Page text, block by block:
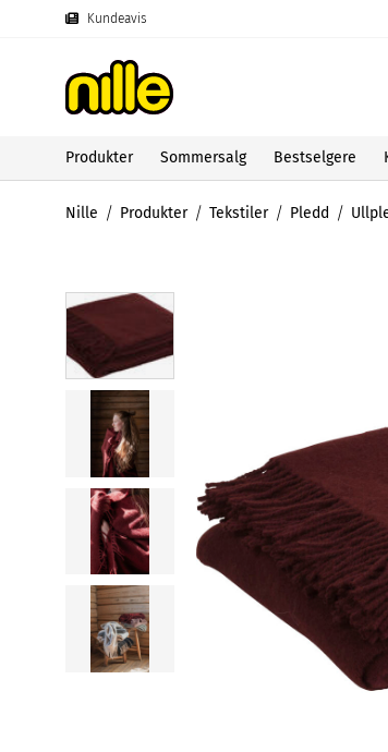
Kundeavis
Produkter Sommersalg Bestselgere
Nille Produkter Tekstiler Pledd